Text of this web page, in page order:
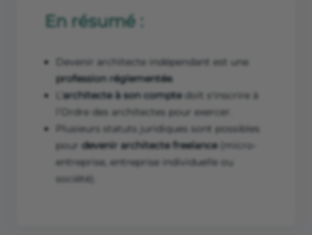
En résumé :
Devenir architecte indépendant est une
profession réglementée.
architecte à son comptedoit s'inscrire à
l’Ordre des architectes pour exercer.
Plusieurs statuts juridiques sont possibles
pour devenir architecte freelance(micro-
entreprise, entreprise individuelle ou
société).